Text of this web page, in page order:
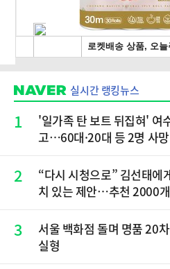
실시간 랭킹뉴스
1
'일가족 탄 보트 뒤집혀' 여
고…60대·20대 등 2명 사망
2
“다시 시청으로” 김선태에
치 있는 제안…추천 2000개
3
서울 백화점 돌며 명품 20
실형